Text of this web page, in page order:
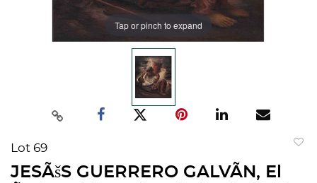
Tap or pinch to expand
Lot 69
JESÃšS GUERRERO GALVÃN, El